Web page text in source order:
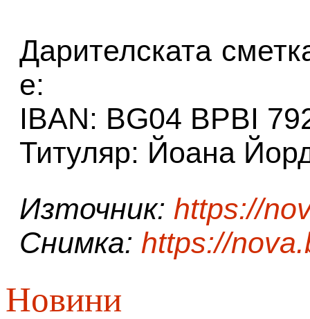
Дарителската
е:
IBAN: BG04 BPBI
Титуляр: Йоана
Източник: https://
Снимка: https://
Новини